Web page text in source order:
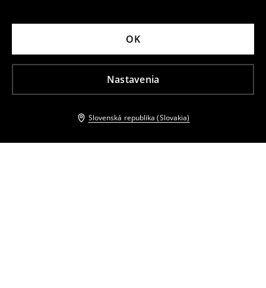
Nastavenia
OK
Slovenská republika (Slovakia)